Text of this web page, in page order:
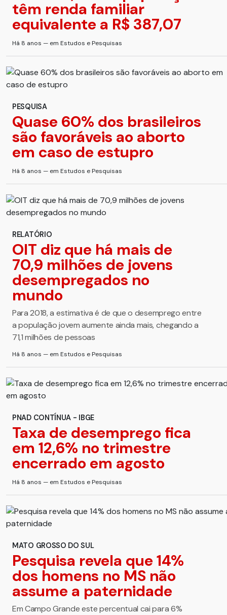
têm renda familiar
equivalente a R$ 387,07
Há 8 anos — em Estudos e Pesquisas
PESQUISA
Quase 60% dos brasileiros
são favoráveis ao aborto
em caso de estupro
Há 8 anos — em Estudos e Pesquisas
RELATÓRIO
OIT diz que há mais de
70,9 milhões de jovens
desempregados no
mundo
Para 2018, a estimativa é de que o desemprego entre
a população jovem aumente ainda mais, chegando a
71,1 milhões de pessoas
Há 8 anos — em Estudos e Pesquisas
PNAD CONTÍNUA - IBGE
Taxa de desemprego fica
em 12,6% no trimestre
encerrado em agosto
Há 8 anos — em Estudos e Pesquisas
MATO GROSSO DO SUL
Pesquisa revela que 14%
dos homens no MS não
assume a paternidade
Em Campo Grande este percentual cai para 6%